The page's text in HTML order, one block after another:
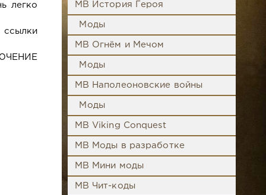
легко
ссылки
MB История Героя
Моды
MB Огнём и Мечом
Моды
MB Наполеоновские войны
Моды
MB Viking Conquest
MB Моды в разработке
MB Мини моды
MB Чит-коды